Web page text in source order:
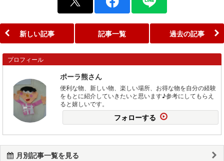
新しい記事 記事一覧 過去の記事
プロフィール
ポーラ熊さん
便利な物、新しい物、楽しい場所、お得な物を自分の経験
をもとに紹介していきたいと思います♪参考にしてもらえ
ると嬉しいです。
フォローする
月別記事一覧を見る